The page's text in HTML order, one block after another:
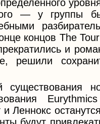
— у группы
концов The
и
Леннокс